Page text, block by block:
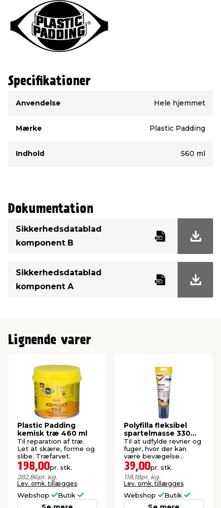
Specifikationer
Anvendelse
Hele hjemmet
Mærke Plastic Padding
Indhold 560 ml
Dokumentation
Sikkerhedsdatablad
komponent B
Sikkerhedsdatablad
komponent A
Lignende varer
Plastic Padding
kemisk træ 460 ml
Til reparation af træ.
Let at skære, forme og
slibe. Træfarvet.
198,00pr. stk.
282,86pr. kg.
Lev. omk. tillægges
Webshop Butik
Polyfilla fleksibel
spartelmasse 330
gram
Til at udfylde revner og
fuger, hvor der kan
være bevægelse
mellem fladerne.
39,00pr. stk.
118,18pr. kg.
Lev. omk. tillægges
Webshop Butik